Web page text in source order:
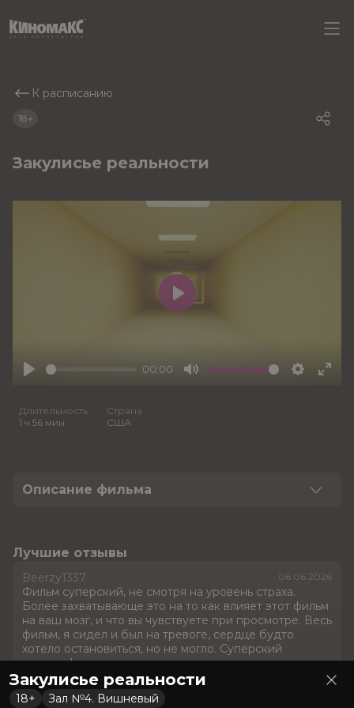
К расписанию
Закулисье реальности
18+
00:00
Play
Длительность
1 ч 56 мин
Страна
США
Описание фильма
подвале своего магазина, он оказывается в
коридоров с влажными коврами и шумящими
лампами.
Оценка 6.6/ 10 (132 762 голоса)
6.9 / 10 (151 394 голоса)
Год
2026
Страна
США
Слоган
—
Лучшие отзывы
Beerzy1337 06.06.2026
Фильм суперский, не смотря на уровень страха.
Более захватывающе это на то как влияет этот фильм
на ваш мозг, и что вы чувствуете при просмотре. Весь
фильм, я сидел и был на тревоге, сердце будто
хотело остановиться, но не могло. Суперский
советую!
2
0
Закулисье реальности
18+ Зал №4. Вишневый